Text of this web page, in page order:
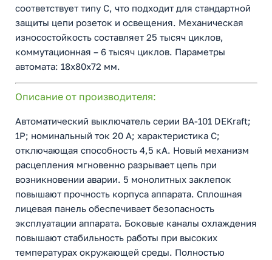
соответствует типу С, что подходит для стандартной
защиты цепи розеток и освещения. Механическая
износостойкость составляет 25 тысяч циклов,
коммутационная – 6 тысяч циклов. Параметры
автомата: 18х80х72 мм.
Описание от производителя:
Автоматический выключатель серии ВА-101 DEKraft;
1P; номинальный ток 20 А; характеристика С;
отключающая способность 4,5 кА. Новый механизм
расцепления мгновенно разрывает цепь при
возникновении аварии. 5 монолитных заклепок
повышают прочность корпуса аппарата. Сплошная
лицевая панель обеспечивает безопасность
эксплуатации аппарата. Боковые каналы охлаждения
повышают стабильность работы при высоких
температурах окружающей среды. Полностью